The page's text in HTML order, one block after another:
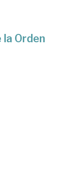
la Orden